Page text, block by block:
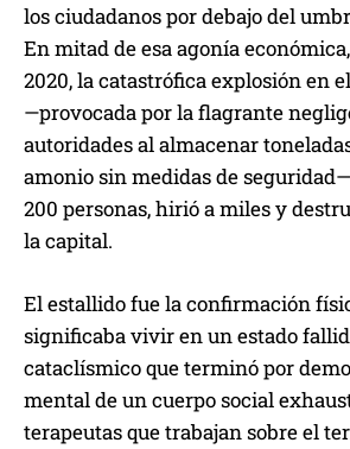
los ciudadanos por debajo del
En mitad de esa agonía
2020, la catastrófica explosión en
—provocada por la flagrante
autoridades al almacenar
amonio sin medidas de
200 personas, hirió a miles y
la capital.
El estallido fue la confirmación
significaba vivir en un estado
cataclísmico que terminó por
mental de un cuerpo social
terapeutas que trabajan sobre el